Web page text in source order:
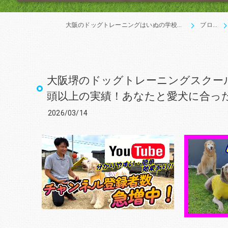
大阪のドッグトレーニングはいぬの学校あさか ブログ
大阪堺のドッグトレーニングスク
頭以上の実績！あなたと愛犬に合
2026/03/14